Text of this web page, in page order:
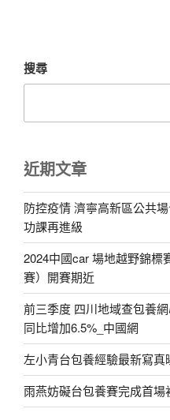
搜尋
近期文章
防控疫情 濟寧高新區公共
功課再進級
2024中國car 場地越野錦標
賽）開賽期近
前三季度 四川地域查包養
同比增加6.5%_中國網
左小青台包養經驗最新寫
雨燕妨礙台包養賽完成首